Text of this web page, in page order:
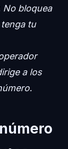
No bloquea
tu
a los